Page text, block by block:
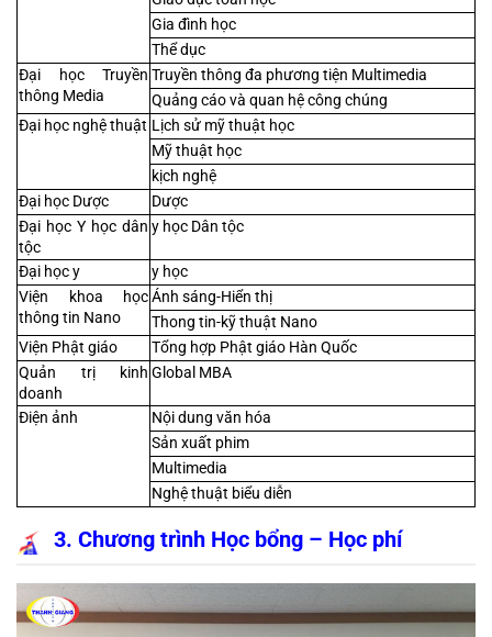
Gia đình học
Thể dục
Đại học Truyền
thông Media
Truyền thông đa phương tiện Multimedia
Quảng cáo và quan hệ công chúng
Đại học nghệ thuật Lịch sử mỹ thuật học
Mỹ thuật học
kịch nghệ
Đại học Dược
Dược
Đại học Y học dân
tộc
y học Dân tộc
Đại học y
y học
Viện khoa học
thông tin Nano
Ánh sáng-Hiển thị
Thong tin-kỹ thuật Nano
Viện Phật giáo
Tổng hợp Phật giáo Hàn Quốc
Quản trị kinh
doanh
Global MBA
Điện ảnh
Nội dung văn hóa
Sản xuất phim
Multimedia
Nghệ thuật biểu diễn
3. Chương trình Học bổng – Học phí